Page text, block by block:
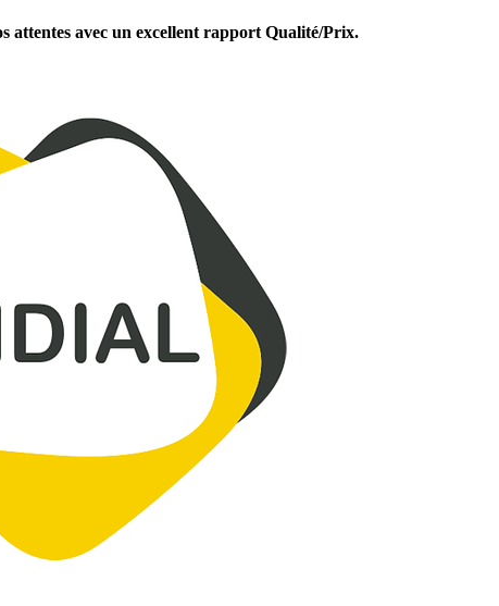
attentes avec un excellent rapport Qualité/Prix.